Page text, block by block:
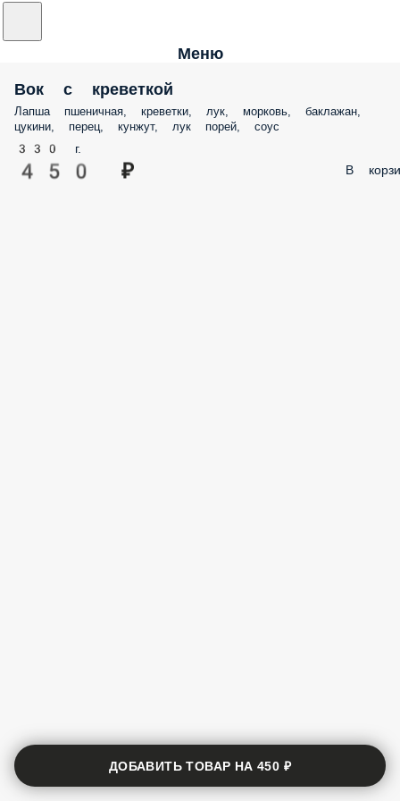
Меню
Вок с креветкой
Лапша пшеничная, креветки, лук, морковь, баклажан,
цукини, перец, кунжут, лук порей, соус
330 г.
450 ₽ В
ДОБАВИТЬ ТОВАР НА450 ₽